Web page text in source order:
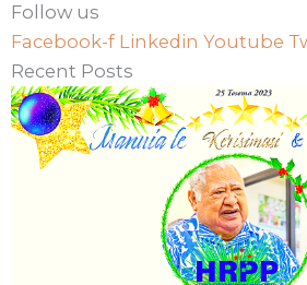
Follow us
Facebook-f Linkedin Youtube
Recent Posts